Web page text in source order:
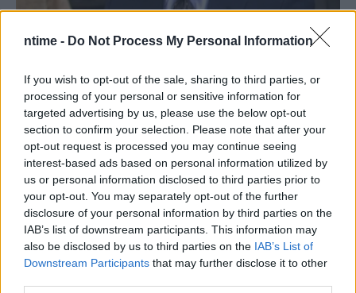
ntime - Do Not Process My Personal Information
If you wish to opt-out of the sale, sharing to third parties, or
processing of your personal or sensitive information for
targeted advertising by us, please use the below opt-out
section to confirm your selection. Please note that after your
opt-out request is processed you may continue seeing
interest-based ads based on personal information utilized by
us or personal information disclosed to third parties prior to
your opt-out. You may separately opt-out of the further
disclosure of your personal information by third parties on the
IAB’s list of downstream participants. This information may
also be disclosed by us to third parties on the IAB’s List of
Downstream Participants that may further disclose it to other